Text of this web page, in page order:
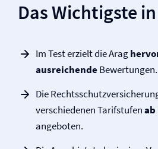
Das Wichtigste
Im Test erzielt die Arag
ausreichendeBewertungen.
Die
verschiedenen Tarifstufenab
angeboten.